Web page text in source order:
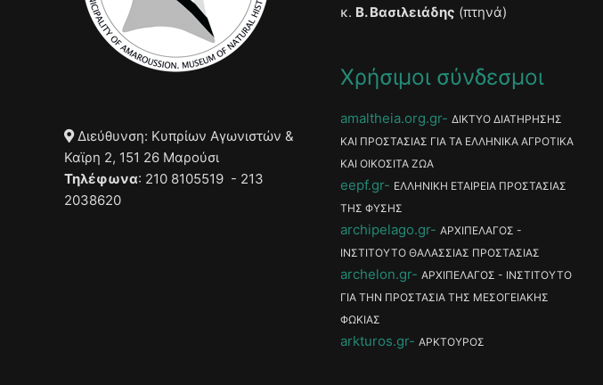
Διεύθυνση: Κυπρίων Αγωνιστών &
Καϊρη 2, 151 26 Μαρούσι
Τηλέφωνα: 210 8105519 - 213
2038620
κ. Β. Βασιλειάδης (πτηνά)
Χρήσιμοι σύνδεσμοι
amaltheia.org.gr
ΔΙΚΤΥΟ ΔΙΑΤΗΡΗΣΗΣ
ΚΑΙ ΠΡΟΣΤΑΣΙΑΣ ΓΙΑ ΤΑ ΕΛΛΗΝΙΚΑ ΑΓΡΟΤΙΚΑ
ΚΑΙ ΟΙΚΟΣΙΤΑ ΖΩΑ
eepf.gr
ΕΛΛΗΝΙΚΗ ΕΤΑΙΡΕΙΑ ΠΡΟΣΤΑΣΙΑΣ
ΤΗΣ ΦΥΣΗΣ
archipelago.gr
ΑΡΧΙΠΕΛΑΓΟΣ -
ΙΝΣΤΙΤΟΥΤΟ ΘΑΛΑΣΣΙΑΣ ΠΡΟΣΤΑΣΙΑΣ
archelon.gr
ΑΡΧΙΠΕΛΑΓΟΣ - ΙΝΣΤΙΤΟΥΤΟ
ΓΙΑ ΤΗΝ ΠΡΟΣΤΑΣΙΑ ΤΗΣ ΜΕΣΟΓΕΙΑΚΗΣ
ΦΩΚΙΑΣ
arkturos.gr ΑΡΚΤΟΥΡΟΣ